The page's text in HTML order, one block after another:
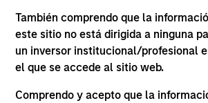
También comprendo que la
este sitio no está dirigida a ninguna
un inversor institucional/profesional
el que se accede al sitio web.
Comprendo y acepto que la
the Chartered Financial Analyst